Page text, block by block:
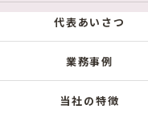
代表あいさつ
業務事例
当社の特徴